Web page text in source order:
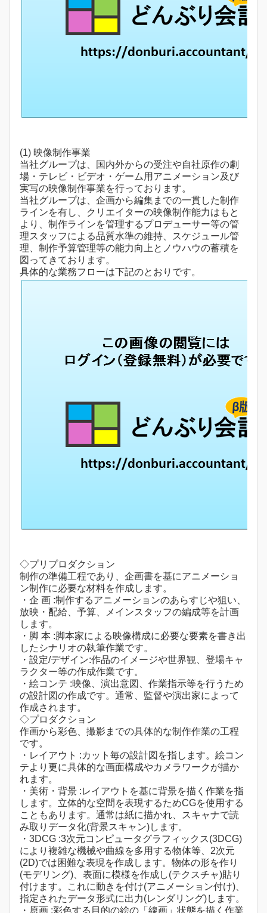
(1) 映像制作事業
当社グループは、国内外からの受注や自社原作の劇
場・テレビ・ビデオ・ゲーム用アニメーション及び
実写の映像制作事業を行っております。
当社グループは、企画から編集までの一貫した制作
ラインを有し、クリエイターの映像制作能力はもと
より、制作ラインを管理するプロデューサー等の管
理スタッフによる品質水準の維持、スケジュール管
理、制作予算管理等の能力向上とノウハウの蓄積を
図ってきております。
具体的な業務フローは下記のとおりです。
◇プリプロダクション
制作の準備工程であり、企画書を基にアニメーショ
ン制作に必要な材料を作成します。
・企 画 :制作するアニメーションのあらすじや狙い、
放映・配給、予算、メインスタッフの編成等を計画
します。
・脚 本 :脚本家による映像構成に必要な要素を書き出
したシナリオの執筆作業です。
・設定/デザイン:作品のイメージや世界観、登場キャ
ラクター等の作成作業です。
・絵コンテ :映像、演出意図、作業指示等を行うため
の設計図の作成です。通常、監督や演出家によって
作成されます。
◇プロダクション
作画から彩色、撮影までの具体的な制作作業の工程
です。
・レイアウト :カット毎の設計図を指します。絵コン
テより更に具体的な画面構成やカメラワークが描か
れます。
・美術・背景 :レイアウトを基に背景を描く作業を指
します。立体的な空間を表現するためCGを使用する
こともあります。通常は紙に描かれ、スキャナで読
み取りデータ化(背景スキャン)します。
・3DCG :3次元コンピュータグラフィックス(3DCG)
により複雑な機械や曲線を多用する物体等、2次元
(2D)では困難な表現を作成します。物体の形を作り
(モデリング)、表面に模様を作成し(テクスチャ)貼り
付けます。これに動きを付け(アニメーション付け)、
指定されたデータ形式に出力(レンダリング)します。
・原画 :彩色する目的の絵の「線画」状態を描く作業